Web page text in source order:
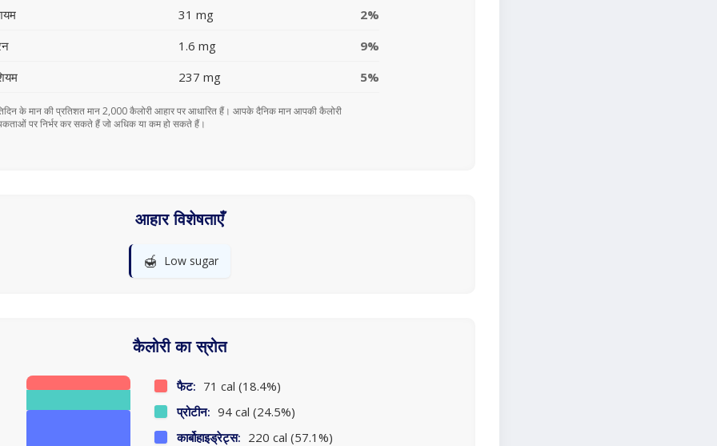
31 mg
2%
1.6 mg
9%
237 mg 5%
के मान की प्रतिशत मान 2,000 कैलोरी आहार पर आधारित हैं। आपके दैनिक मान आपकी कैलोरी
पर निर्भर कर सकते हैं जो अधिक या कम हो सकते हैं।
आहार विशेषताएँ
🍯 Low sugar
कैलोरी का स्रोत
फैट: 71 cal (18.4%)
प्रोटीन: 94 cal (24.5%)
कार्बोहाइड्रेट्स: 220 cal (57.1%)